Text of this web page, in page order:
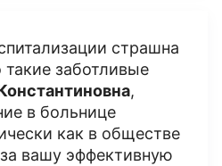
страшна
заботливые
,
в больнице
как в обществе
вашу эффективную